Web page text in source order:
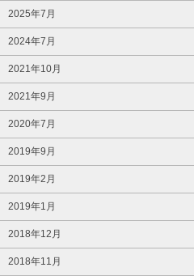
2025年7月
2024年7月
2021年10月
2021年9月
2020年7月
2019年9月
2019年2月
2019年1月
2018年12月
2018年11月